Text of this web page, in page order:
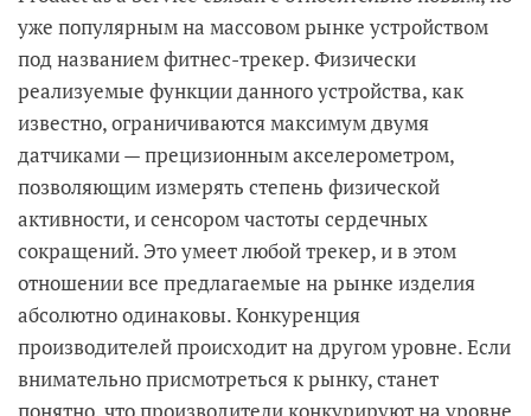
уже популярным на массовом рынке устройством
под названием фитнес-трекер. Физически
реализуемые функции данного устройства, как
известно, ограничиваются максимум двумя
датчиками — прецизионным акселерометром,
позволяющим измерять степень физической
активности, и сенсором частоты сердечных
сокращений. Это умеет любой трекер, и в этом
отношении все предлагаемые на рынке изделия
абсолютно одинаковы. Конкуренция
производителей происходит на другом уровне. Если
внимательно присмотреться к рынку, станет
понятно, что производители конкурируют на уровне